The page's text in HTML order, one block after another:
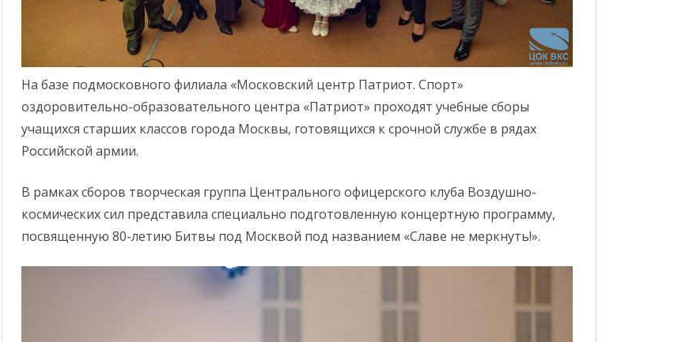
ЗАЛ (ОФИЦЕРСКИХ СОБРАНИЙ,
ТОРЖЕСТВ)
КЛУБНОЕ ФОРМИРОВАНИЕ
ПАМЯТЬ
93 ДОМ КУЛЬТУРЫ
На базе подмосковного филиала «Московский центр Патриот. Спорт»
оздоровительно-образовательного центра «Патриот» проходят учебные сборы
учащихся старших классов города Москвы, готовящихся к срочной службе в рядах
Российской армии.
В рамках сборов творческая группа Центрального офицерского клуба Воздушно-
космических сил представила специально подготовленную концертную программу,
посвященную 80-летию Битвы под Москвой под названием «Славе не меркнуть!».